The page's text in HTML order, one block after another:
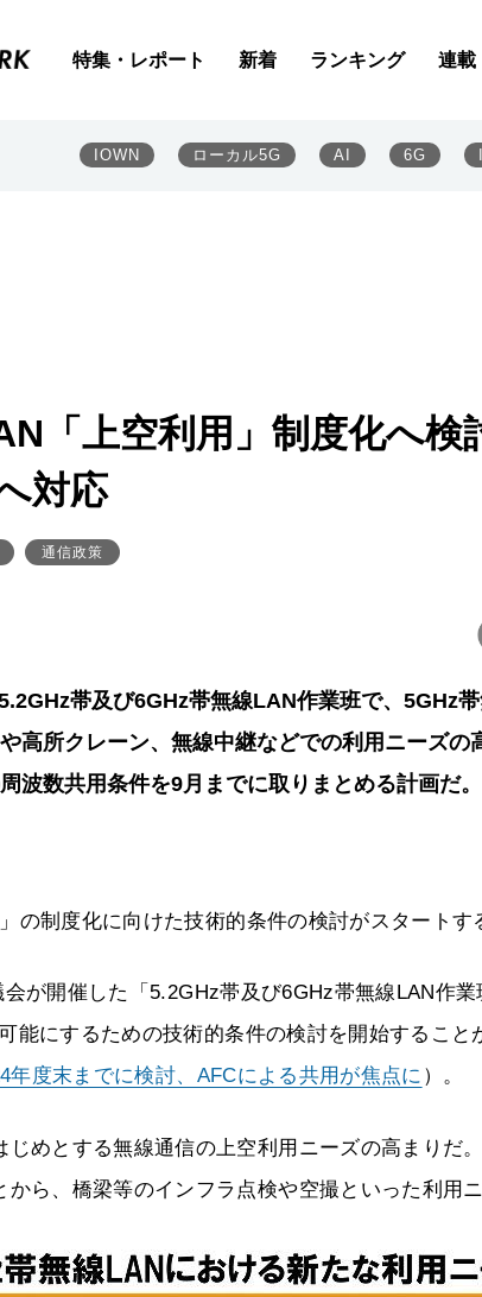
特集・レポート 新着 ランキング 連載
IOWN ローカル5G AI 6G
「上空利用」制度化へ検
対応
通信政策
帯及び6GHz帯無線LAN作業班で、5GHz
高所クレーン、無線中継などでの利用ニーズの
波数共用条件を9月までに取りまとめる計画だ。
の制度化に向けた技術的条件の検討がスタートす
が開催した「5.2GHz帯及び6GHz帯無線LAN作
能にするための技術的条件の検討を開始すること
度末までに検討、AFCによる共用が焦点に ）。
めとする無線通信の上空利用ニーズの高まりだ
ら、橋梁等のインフラ点検や空撮といった利用ニ